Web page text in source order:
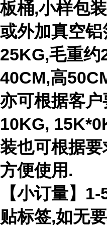
板桶,小样包
或外加真空
25KG,毛重约
40CM,高
亦可根据客
10KG,
装也可根据
方便使用.
【小订量】
贴标签,如无